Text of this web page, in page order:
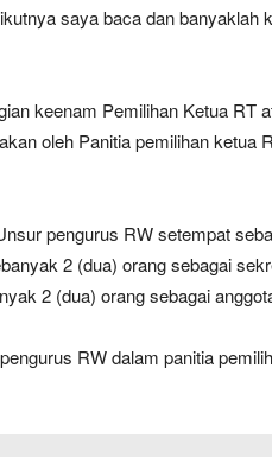
saya baca dan banyaklah
keenam Pemilihan Ketua RT
oleh Panitia pemilihan ketua
pengurus RW setempat
2 (dua) orang sebagai
2 (dua) orang sebagai
RW dalam panitia